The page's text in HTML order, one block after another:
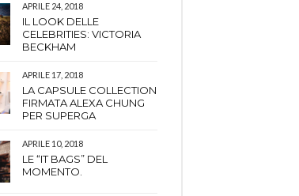
APRILE 24, 2018
IL LOOK DELLE
CELEBRITIES: VICTORIA
BECKHAM
APRILE 17, 2018
LA CAPSULE COLLECTION
FIRMATA ALEXA CHUNG
PER SUPERGA
APRILE 10, 2018
LE “IT BAGS” DEL
MOMENTO.